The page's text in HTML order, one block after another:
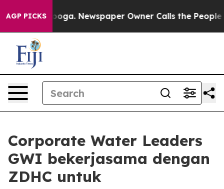
AGP PICKS Newspaper Owner Calls the People
Corporate Water Leaders
GWI bekerjasama dengan
ZDHC untuk